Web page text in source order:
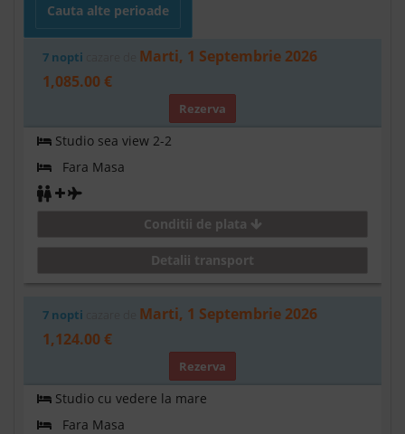
Cauta alte perioade
7 nopti
Marti, 1 Septembrie 2026
1,085.00 €
Rezerva
Studio sea view 2-2
Fara Masa
Conditii de plata
Detalii transport
7 nopti
Marti, 1 Septembrie 2026
1,124.00 €
Rezerva
Studio cu vedere la mare
Fara Masa